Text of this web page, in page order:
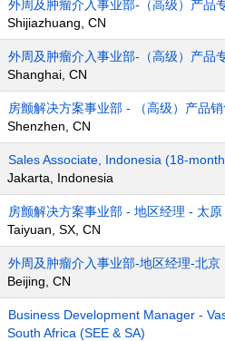
外周及肿瘤介入事业部-（高级）产品
Shijiazhuang, CN
外周及肿瘤介入事业部-（高级）产品
Shanghai, CN
房颤解决方案事业部 - （高级）产品销
Shenzhen, CN
Sales Associate, Indonesia (18-
Jakarta, Indonesia
房颤解决方案事业部 - 地区经理 - 太原
Taiyuan, SX, CN
外周及肿瘤介入事业部-地区经理-北京
Beijing, CN
Business Development Manager -
South Africa (SEE & SA)